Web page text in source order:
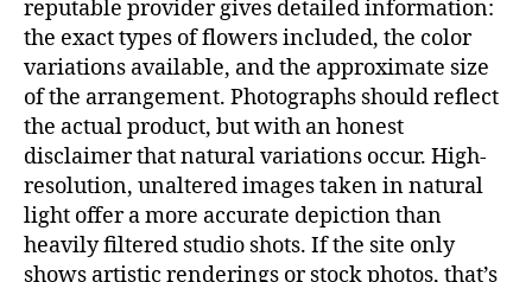
reputable provider gives detailed information:
the exact types of flowers included, the color
variations available, and the approximate size
of the arrangement. Photographs should reflect
the actual product, but with an honest
disclaimer that natural variations occur. High-
resolution, unaltered images taken in natural
light offer a more accurate depiction than
heavily filtered studio shots. If the site only
shows artistic renderings or stock photos, that’s